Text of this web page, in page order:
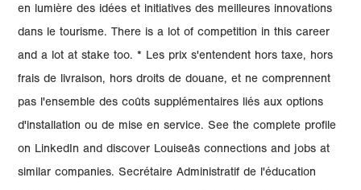
en lumière des idées et initiatives des meilleures innovations
dans le tourisme. There is a lot of competition in this career
and a lot at stake too. * Les prix s'entendent hors taxe, hors
frais de livraison, hors droits de douane, et ne comprennent
pas l'ensemble des coûts supplémentaires liés aux options
d'installation ou de mise en service. See the complete profile
on LinkedIn and discover Louiseâs connections and jobs at
similar companies. Secrétaire Administratif de l'éducation